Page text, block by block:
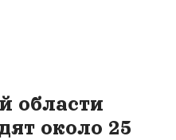
области
около 25